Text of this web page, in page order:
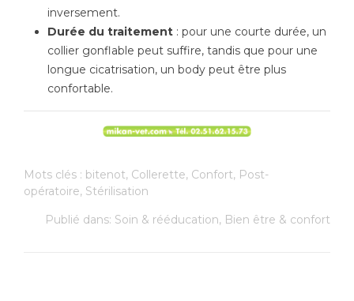
inversement.
Durée du traitement : pour une courte durée, un
collier gonflable peut suffire, tandis que pour une
longue cicatrisation, un body peut être plus
confortable.
Mots clés : bitenot, Collerette, Confort, Post-
opératoire, Stérilisation
Publié dans: Soin & rééducation, Bien être & confort